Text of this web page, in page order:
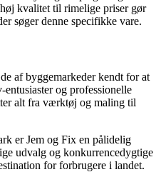
kvalitet til rimelige priser gør
søger denne specifikke vare.
af byggemarkeder kendt for at
og professionelle
alt fra værktøj og maling til
er Jem og Fix en pålidelig
udvalg og konkurrencedygtige
for forbrugere i landet.